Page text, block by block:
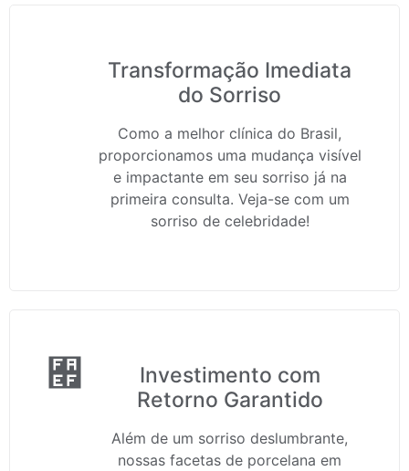
Transformação Imediata
do Sorriso
Como a melhor clínica do Brasil,
proporcionamos uma mudança visível
e impactante em seu sorriso já na
primeira consulta. Veja-se com um
sorriso de celebridade!
Investimento com
Retorno Garantido
Além de um sorriso deslumbrante,
nossas facetas de porcelana em